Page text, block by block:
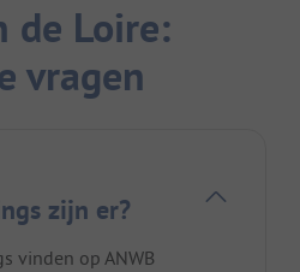
de Loire:
vragen
zijn er?
vinden op ANWB